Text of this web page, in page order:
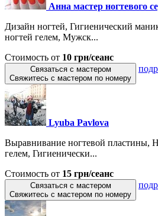
Анна мастер ногтевого
Дизайн ногтей, Гигиенический
ногтей гелем, Мужск...
Стоимость от 10 грн/сеанс
Связаться с мастером
Свяжитесь с мастером по номеру
Lyuba Pavlova
Выравнивание ногтевой пластины,
гелем, Гигиенически...
Стоимость от 15 грн/сеанс
Связаться с мастером
Свяжитесь с мастером по номеру